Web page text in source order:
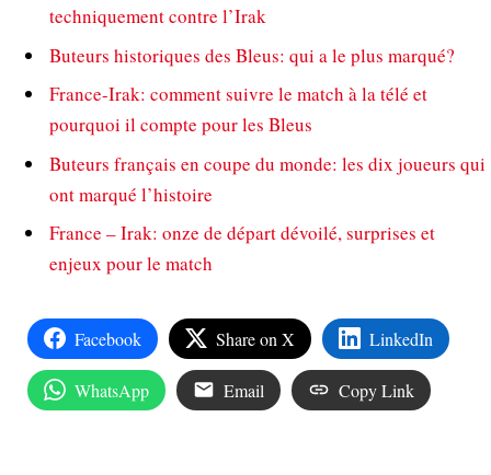
techniquement contre l’Irak
Buteurs historiques des Bleus: qui a le plus marqué?
France-Irak: comment suivre le match à la télé et
pourquoi il compte pour les Bleus
Buteurs français en coupe du monde: les dix joueurs qui
ont marqué l’histoire
France – Irak: onze de départ dévoilé, surprises et
enjeux pour le match
Facebook Share on X LinkedIn
WhatsApp Email Copy Link